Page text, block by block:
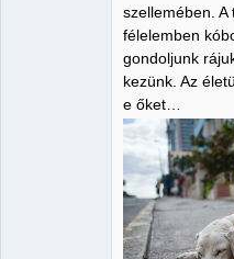
szellemében. A
félelemben
gondoljunk
kezünk. Az
e őket…